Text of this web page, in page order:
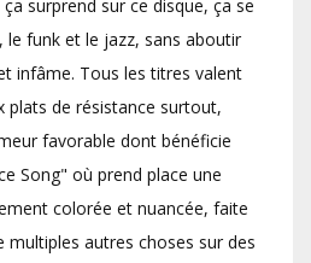
surprend sur ce disque, ça se
funk et le jazz, sans aboutir
infâme. Tous les titres valent
plats de résistance surtout,
favorable dont bénéficie
Song" où prend place une
colorée et nuancée, faite
multiples autres choses sur des